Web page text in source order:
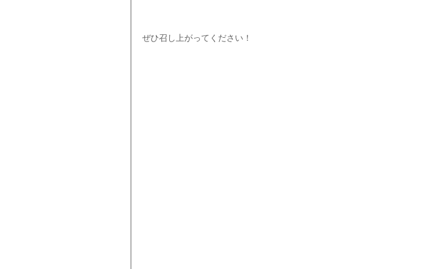
ぜひ召し上がってください！